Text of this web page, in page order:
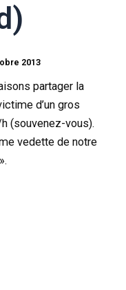
2013
partager la
d’un gros
(souvenez-vous).
vedette de notre